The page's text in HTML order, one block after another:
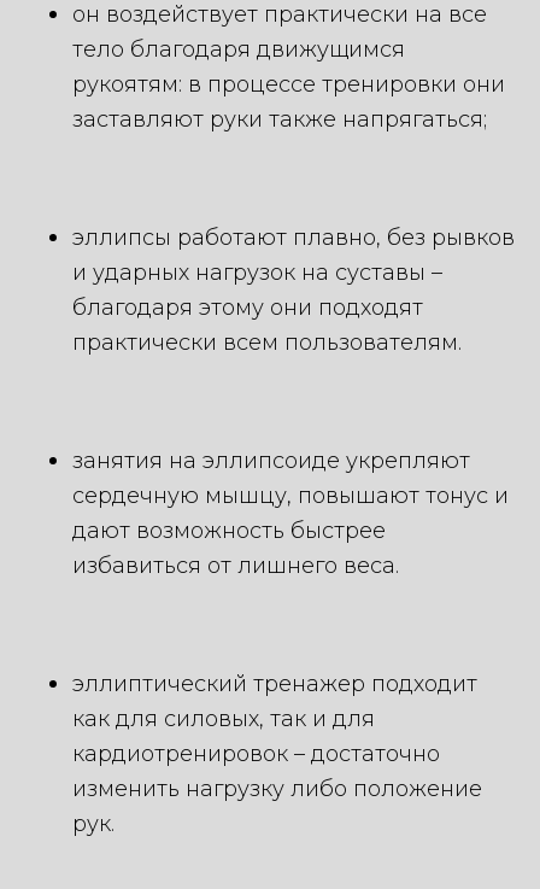
он воздействует практически на все
тело благодаря движущимся
рукоятям: в процессе тренировки они
заставляют руки также напрягаться;
эллипсы работают плавно, без рывков
и ударных нагрузок на суставы –
благодаря этому они подходят
практически всем пользователям.
занятия на эллипсоиде укрепляют
сердечную мышцу, повышают тонус и
дают возможность быстрее
избавиться от лишнего веса.
эллиптический тренажер подходит
как для силовых, так и для
кардиотренировок – достаточно
изменить нагрузку либо положение
рук.